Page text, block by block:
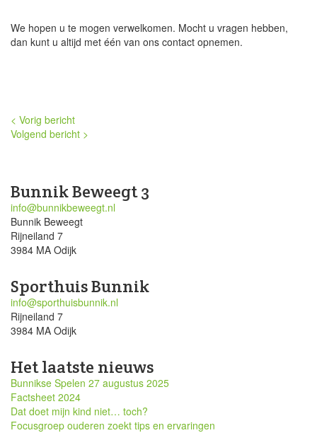
We hopen u te mogen verwelkomen. Mocht u vragen hebben,
dan kunt u altijd met één van ons contact opnemen.
< Vorig bericht
Volgend bericht >
Bunnik Beweegt 3
info@bunnikbeweegt.nl
Bunnik Beweegt
Rijneiland 7
3984 MA Odijk
Sporthuis Bunnik
info@sporthuisbunnik.nl
Rijneiland 7
3984 MA Odijk
Het laatste nieuws
Bunnikse Spelen 27 augustus 2025
Factsheet 2024
Dat doet mijn kind niet… toch?
Focusgroep ouderen zoekt tips en ervaringen